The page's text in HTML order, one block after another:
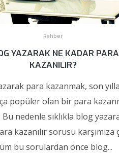
Rehber
YAZARAK NE KADAR PARA
KAZANILIR?
para kazanmak, son
popüler olan bir para
nedenle sıklıkla blog
kazanılır sorusu karşımıza
bu sorulardan önce blog...